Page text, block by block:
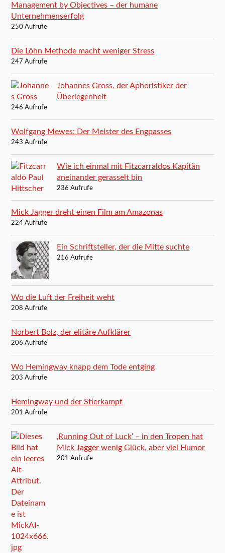
Management by Objectives – der humane
Unternehmenserfolg
250 Aufrufe
Die Löhn Methode macht weniger Stress
247 Aufrufe
Johannes Gross, der Aphoristiker der
Überlegenheit
246 Aufrufe
Wolfgang Mewes: Der Meister des Engpasses
243 Aufrufe
Wie ich einmal mit Fitzcarraldos Kapitän
aneinander gerasselt bin
236 Aufrufe
Mick Jagger dreht einen Film am Amazonas
224 Aufrufe
Ein Schriftsteller, der die Mitte suchte
216 Aufrufe
Wo die Luft der Freiheit weht
208 Aufrufe
Norbert Bolz, der elitäre Aufklärer
206 Aufrufe
Wo Hemingway knapp dem Tode entging
203 Aufrufe
Hemingway und der Stierkampf
201 Aufrufe
‚Running Out of Luck‘ – in den Tropen hat
Mick Jagger wenig Glück, aber viel Humor
201 Aufrufe